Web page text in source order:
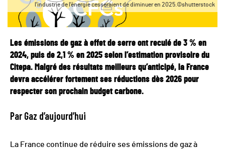
l’industrie de l’énergie cesseraient de diminuer en 2025.©shutterstock
Les émissions de gaz à effet de serre ont reculé de 3 % en
2024, puis de 2,1 % en 2025 selon l’estimation provisoire du
Citepa. Malgré des résultats meilleurs qu’anticipé, la France
devra accélérer fortement ses réductions dès 2026 pour
respecter son prochain budget carbone.
Par Gaz d’aujourd’hui
La France continue de réduire ses émissions de gaz à